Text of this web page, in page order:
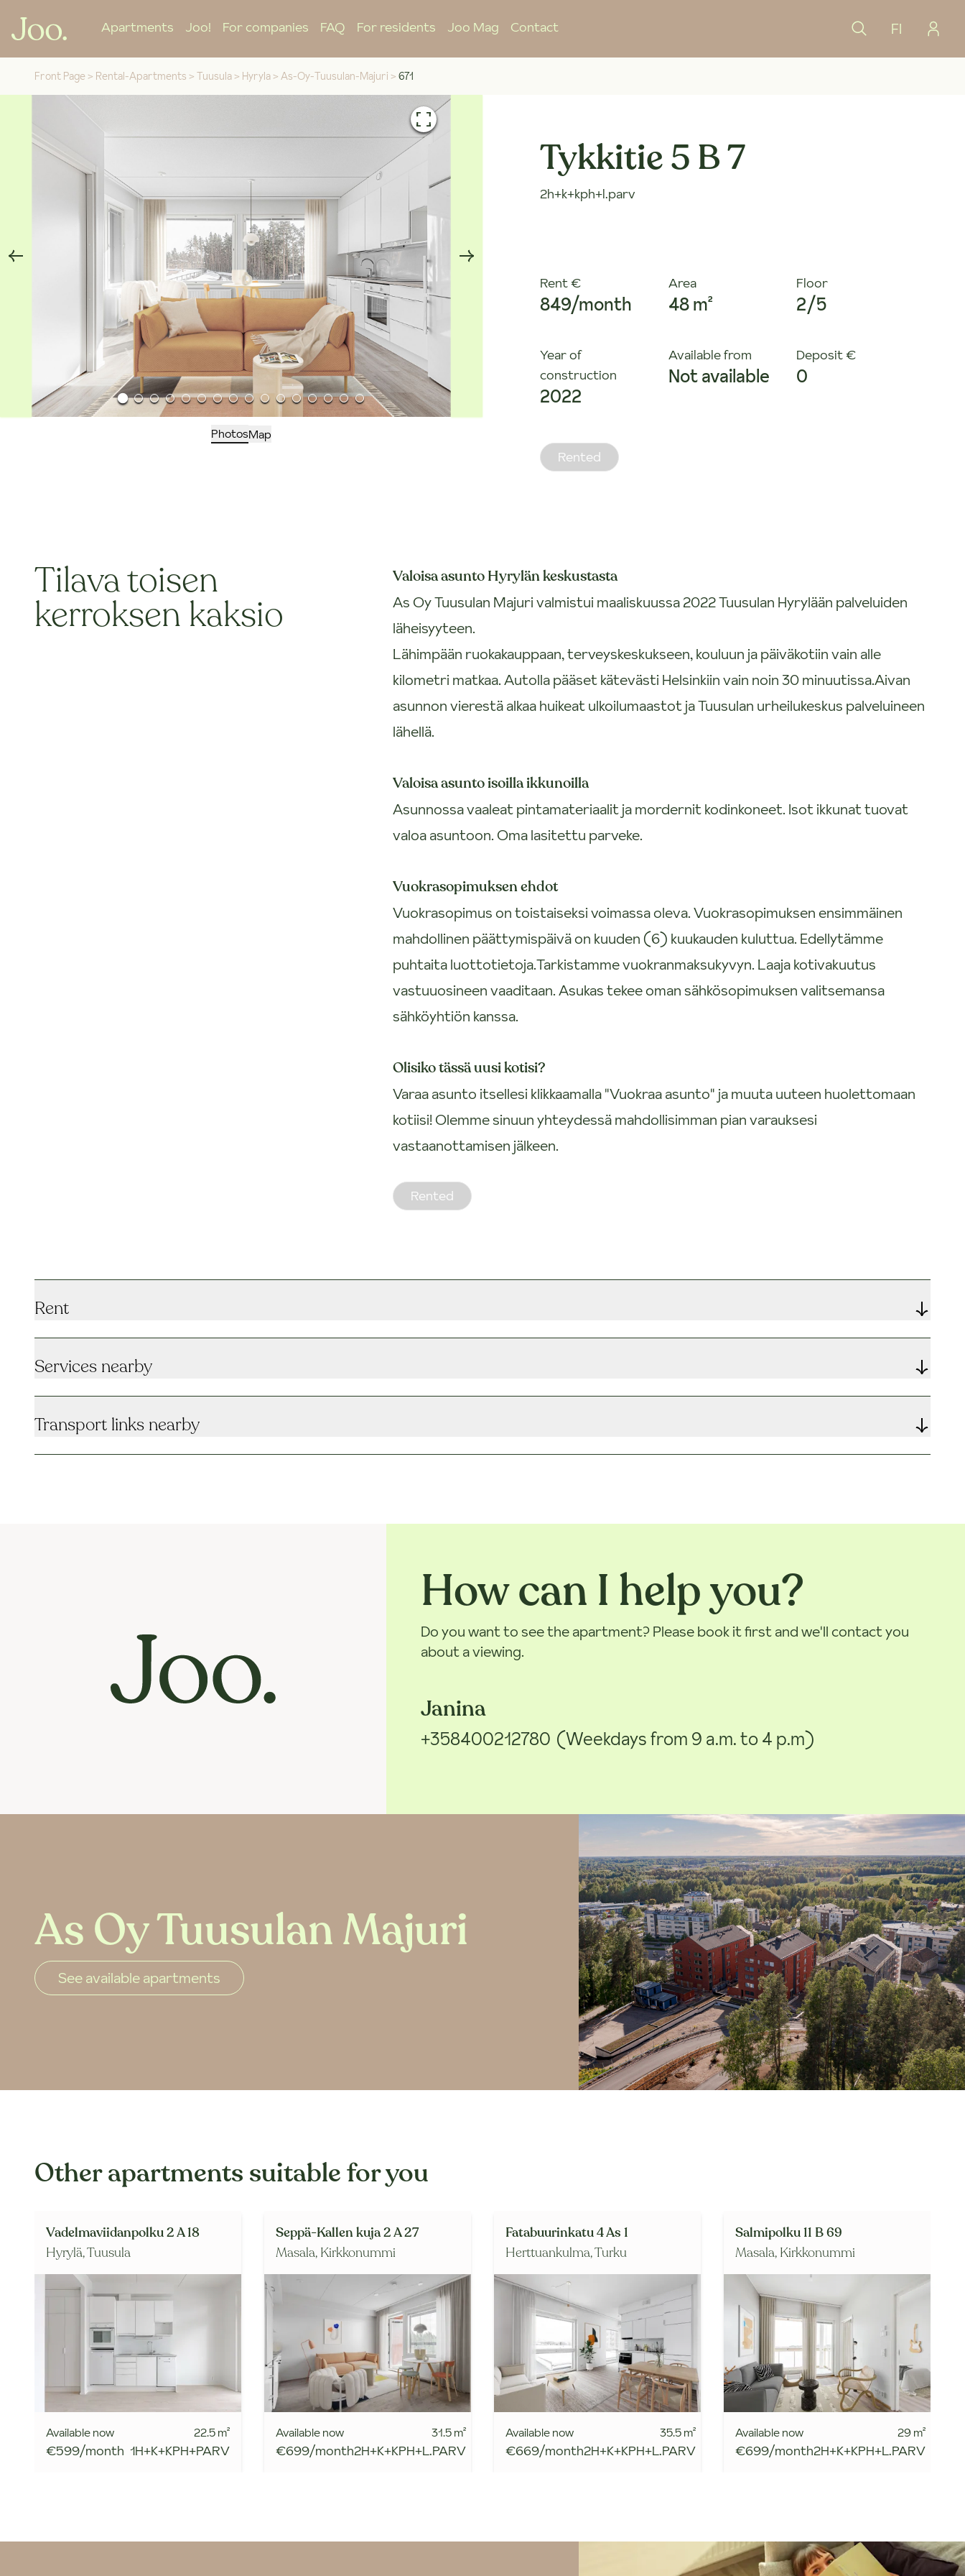
Apartments Joo! For companies FAQ For residents Joo Mag Contact FI
Front Page > Rental-Apartments > Tuusula > Hyryla > As-Oy-Tuusulan-Majuri > 671
PhotosMap
Tykkitie 5 B 7
2h+k+kph+l.parv
Rent €
849/month
Area
48 m²
Floor
2/5
Year of
construction
2022
Available from
Not available
Deposit €
0
Rented
Tilava toisen
kerroksen kaksio
Valoisa asunto Hyrylän keskustasta
As Oy Tuusulan Majuri valmistui maaliskuussa 2022 Tuusulan Hyrylään palveluiden
läheisyyteen.
Lähimpään ruokakauppaan, terveyskeskukseen, kouluun ja päiväkotiin vain alle
kilometri matkaa. Autolla pääset kätevästi Helsinkiin vain noin 30 minuutissa.Aivan
asunnon vierestä alkaa huikeat ulkoilumaastot ja Tuusulan urheilukeskus palveluineen
lähellä.
Valoisa asunto isoilla ikkunoilla
Asunnossa vaaleat pintamateriaalit ja mordernit kodinkoneet. Isot ikkunat tuovat
valoa asuntoon. Oma lasitettu parveke.
Vuokrasopimuksen ehdot
Vuokrasopimus on toistaiseksi voimassa oleva. Vuokrasopimuksen ensimmäinen
mahdollinen päättymispäivä on kuuden (6) kuukauden kuluttua. Edellytämme
puhtaita luottotietoja.Tarkistamme vuokranmaksukyvyn. Laaja kotivakuutus
vastuuosineen vaaditaan. Asukas tekee oman sähkösopimuksen valitsemansa
sähköyhtiön kanssa.
Olisiko tässä uusi kotisi?
Varaa asunto itsellesi klikkaamalla "Vuokraa asunto" ja muuta uuteen huolettomaan
kotiisi! Olemme sinuun yhteydessä mahdollisimman pian varauksesi
vastaanottamisen jälkeen.
Rented
Rent
Services nearby
Transport links nearby
How can I help you?
Do you want to see the apartment? Please book it first and we'll contact you
about a viewing.
Janina
+358400212780 (Weekdays from 9 a.m. to 4 p.m)
As Oy Tuusulan Majuri
See available apartments
Other apartments suitable for you
Vadelmaviidanpolku 2 A 18
Hyrylä,Tuusula
Available now
€599/month
22.5m²
1H+K+KPH+PARV
Seppä-Kallen kuja 2 A 27
Masala, Kirkkonummi
Available now
€699/month
31.5m²
2H+K+KPH+L.PARV
Fatabuurinkatu 4 As 1
Herttuankulma,Turku
Available now
€669/month
35.5m²
2H+K+KPH+L.PARV
Salmipolku 11 B 69
Masala, Kirkkonummi
Available now
€699/month
29m²
2H+K+KPH+L.PARV